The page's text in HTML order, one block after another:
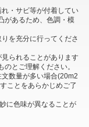
・サビ等が付着してい
があるため、色調・模
を充分に行ってくださ
られることがあります
のとご理解ください。
数量が多い場合(20m2
ことをあらかじめご了
に色味が異なることが